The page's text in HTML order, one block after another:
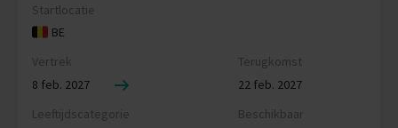
Startlocatie
BE
Vertrek
8 feb. 2027
Terugkomst
22 feb. 2027
Leeftijdscategorie
Beschikbaar